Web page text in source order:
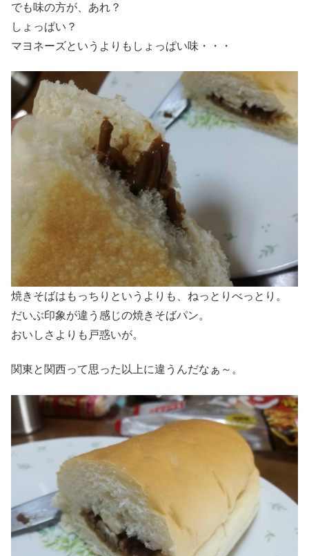
でも味の方が、あれ？
しょっぱい？
マヨネーズというよりもしょっぱい味・・・
焼きそばはもっちりというよりも、ねっとりべっとり。
だいぶ印象が違う感じの焼きそばパン。
おいしさよりも戸惑いが。
関東と関西って思った以上に違うんだなぁ～。